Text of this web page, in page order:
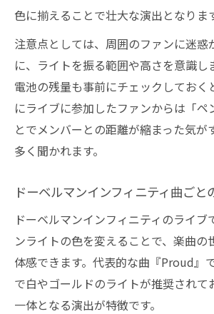
色に揃えることで壮大な演出となりま
注意点としては、周囲のファンに迷惑
に、ライトを振る範囲や高さを意識し
電池の残量も事前にチェックしておく
にライブに参加したファンからは「ペ
とでメンバーとの距離が縮まった気が
多く聞かれます。
ドーベルマンインフィニティ曲ごと
ドーベルマンインフィニティのライブ
ンライトの色を変えることで、楽曲の
体感できます。代表的な曲『Proud』
で白やゴールドのライトが推奨されて
一体となる演出が特徴です。